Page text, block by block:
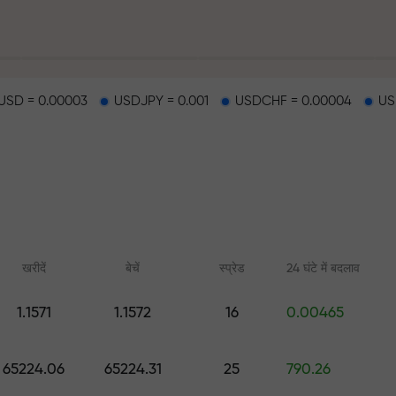
= 0.00003 USDJPY = 0.001 USDCHF = 0.00004
खरीदें बेचें स्प्रेड 24 घंटे में बदलाव
1.1571 1.1572 16 0.00465
65224.06 65224.31 25 790.26
शुरुआत से ट्रेडिंग सीखें — सभी स्तरों के
फॉरेक्स, क्रिप्टो और फ्यूचर्स